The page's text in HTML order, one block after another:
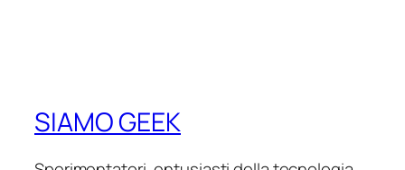
SIAMO GEEK